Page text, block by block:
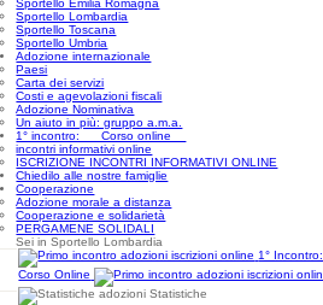
Sportello Emilia Romagna
Sportello Lombardia
Sportello Toscana
Sportello Umbria
Adozione internazionale
Paesi
Carta dei servizi
Costi e agevolazioni fiscali
Adozione Nominativa
Un aiuto in più: gruppo a.m.a.
1° incontro: Corso online
incontri informativi online
ISCRIZIONE INCONTRI INFORMATIVI ONLINE
Chiedilo alle nostre famiglie
Cooperazione
Adozione morale a distanza
Cooperazione e solidarietà
PERGAMENE SOLIDALI
Sei in Sportello Lombardia
1° Incontro:
Corso Online
Statistiche